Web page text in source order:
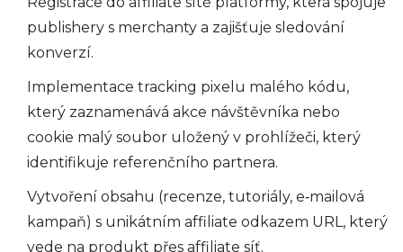
publishery s merchanty a zajišťuje sledování
konverzí.
Implementace tracking pixelu malého kódu,
který zaznamenává akce návštěvníka nebo
cookie malý soubor uložený v prohlížeči, který
identifikuje referenčního partnera.
Vytvoření obsahu (recenze, tutoriály, e‑mailová
kampaň) s unikátním affiliate odkazem URL, který
vede na produkt přes affiliate síť.